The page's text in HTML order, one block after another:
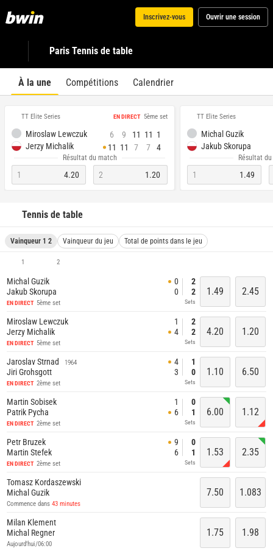
Inscrivez-vous Ouvrir une session
Paris Tennis de table
À la une Compétitions Calendrier
TT Elite Series EN DIRECT 5ème set
Miroslaw Lewczuk
6
11
9
11
11
7
11
7
1
4
Jerzy Michalik
Résultat du match
1 4.20 2 1.20
TT Elite Series
Michal Guzik
Jakub Skorupa
Résultat
1 1.49
Tennis de table
Vainqueur 1 2 Vainqueur du jeu Total de points dans le jeu
1 2
Michal Guzik
Jakub Skorupa
EN DIRECT 5ème set
0
0
2
2
Sets
1.49 2.45
Miroslaw Lewczuk
Jerzy Michalik
EN DIRECT 5ème set
1
4
2
2
Sets
4.20 1.20
Jaroslav Strnad 1964
Jiri Grohsgott
EN DIRECT 2ème set
4
3
1
0
Sets
1.10 6.50
Martin Sobisek
Patrik Pycha
EN DIRECT 2ème set
1
6
0
1
Sets
6.00 1.12
Petr Bruzek
Martin Stefek
EN DIRECT 2ème set
9
6
0
1
Sets
1.53 2.35
Tomasz Kordaszewski
Michal Guzik
Commence dans43 minutes
7.50 1.083
Milan Klement
Michal Regner
Aujourd'hui/06:00
1.75 1.98